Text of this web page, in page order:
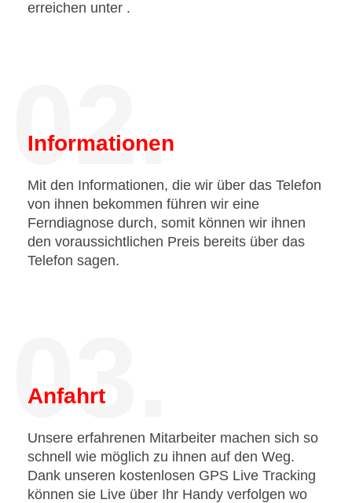
erreichen unter .
02.
Informationen
Mit den Informationen, die wir über das Telefon
von ihnen bekommen führen wir eine
Ferndiagnose durch, somit können wir ihnen
den voraussichtlichen Preis bereits über das
Telefon sagen.
03.
Anfahrt
Unsere erfahrenen Mitarbeiter machen sich so
schnell wie möglich zu ihnen auf den Weg.
Dank unseren kostenlosen GPS Live Tracking
können sie Live über Ihr Handy verfolgen wo